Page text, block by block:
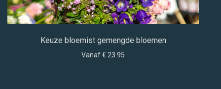
Keuze bloemist gemengde bloemen
Vanaf € 23.95